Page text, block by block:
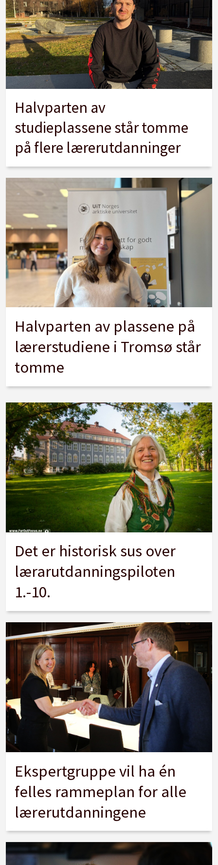
Halvparten av
studieplassene står tomme
på flere lærerutdanninger
Halvparten av plassene på
lærerstudiene i Tromsø står
tomme
Det er historisk sus over
lærarutdanningspiloten
1.-10.
Ekspertgruppe vil ha én
felles rammeplan for alle
lærerutdanningene